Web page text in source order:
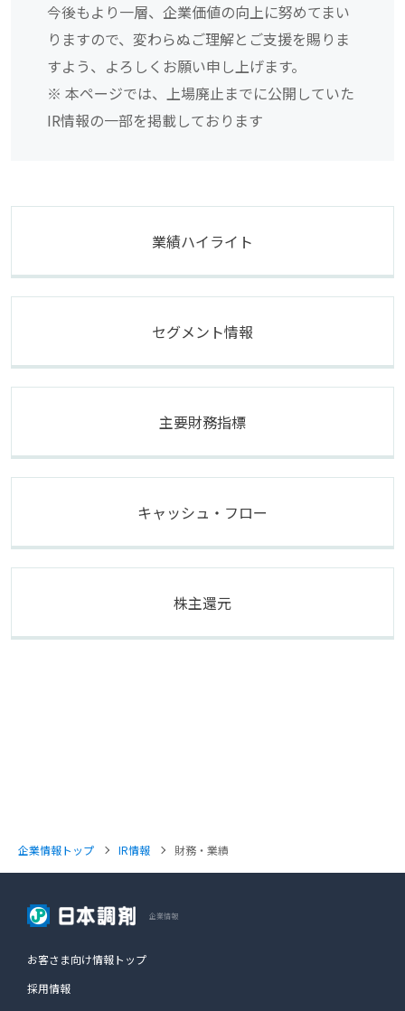
今後もより一層、企業価値の向上に努めてまい
りますので、変わらぬご理解とご支援を賜りま
すよう、よろしくお願い申し上げます。
※ 本ページでは、上場廃止までに公開していた
IR情報の一部を掲載しております
業績ハイライト
セグメント情報
主要財務指標
キャッシュ・フロー
株主還元
IR情報 財務・業績
企業情報
お客さま向け情報トップ
採用情報